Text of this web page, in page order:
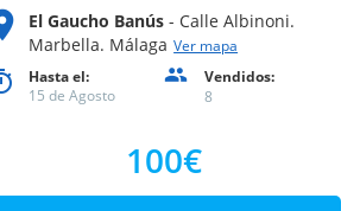
El Gaucho Banús
Calle Albinoni.
Marbella. Málaga Ver mapa
Hasta el:
15 de Agosto
Vendidos:
8
100€